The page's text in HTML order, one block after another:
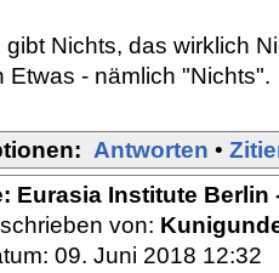
gibt Nichts, das wirklich
Etwas - nämlich "Nichts".
Antworten •
Eurasia Institute Berlin
von:
09. Juni 2018 12:32